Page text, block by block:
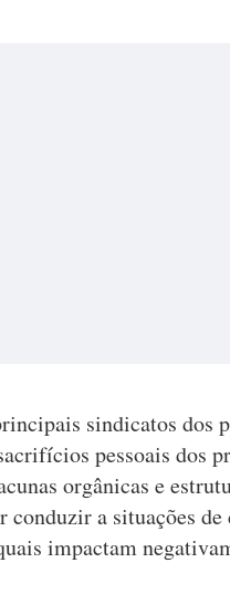
sindicatos dos
pessoais dos
orgânicas e
a situações de
impactam